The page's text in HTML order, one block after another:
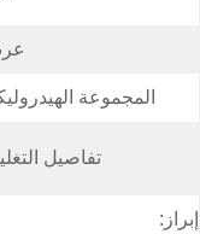
المجموعة
تفاصيل
إبراز: